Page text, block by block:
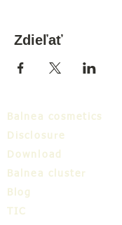
Zdieľať
Balnea cosmetics
Disclosure
Download
Balnea cluster
Blog
TIC